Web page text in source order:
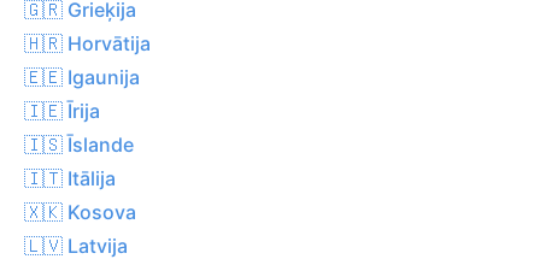
🇬🇷 Grieķija
🇭🇷 Horvātija
🇪🇪 Igaunija
🇮🇪 Īrija
🇮🇸 Īslande
🇮🇹 Itālija
🇽🇰 Kosova
🇱🇻 Latvija